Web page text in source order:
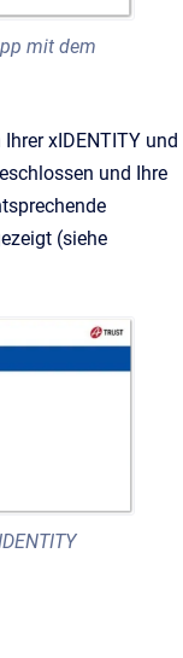
mit dem
xIDENTITY und
und Ihre
(siehe